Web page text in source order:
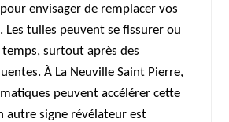
envisager de remplacer vos
Les tuiles peuvent se fissurer ou
temps, surtout après des
À La Neuville Saint Pierre,
peuvent accélérer cette
autre signe révélateur est